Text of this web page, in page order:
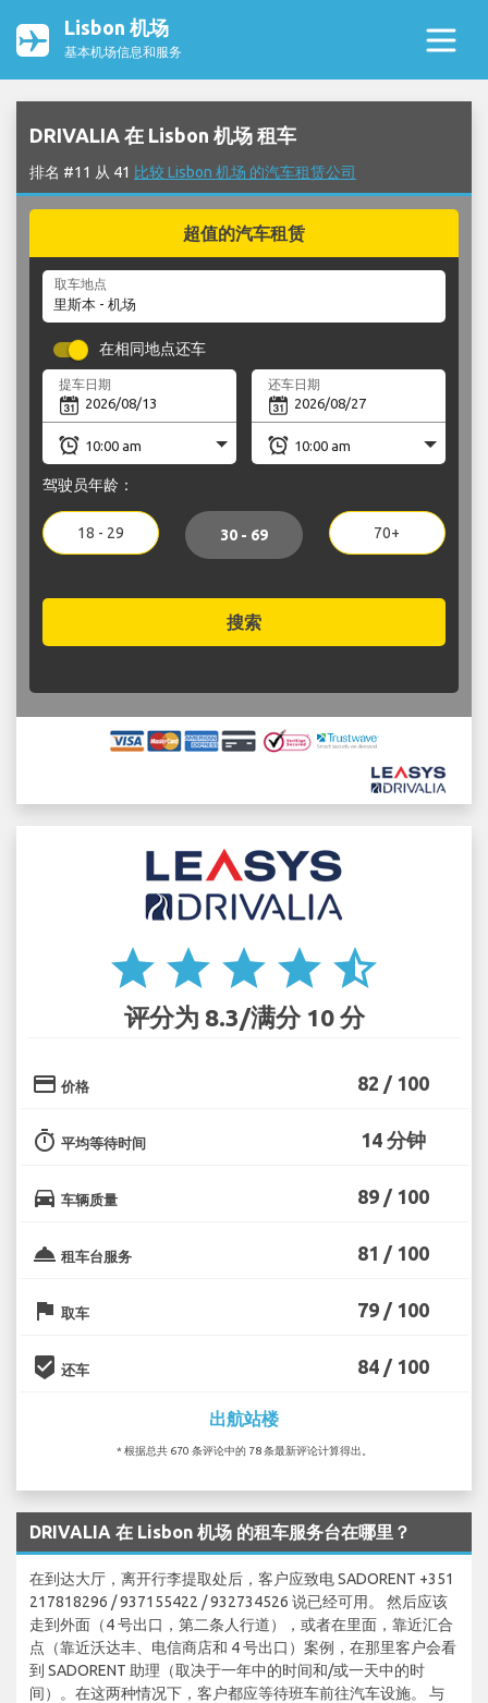
Lisbon 机场
基本机场信息和服务
DRIVALIA 在 Lisbon 机场 租车
排名 #11 从 41 比较 Lisbon 机场 的汽车租赁公司
超值的汽车租赁
取车地点
在相同地点还车
提车日期 还车日期
驾驶员年龄：
18 - 29 30 - 69 70+
搜索
star star star star star_half
评分为 8.3/满分 10 分
credit_card 价格 82 / 100
timer 平均等待时间 14 分钟
directions_car 车辆质量 89 / 100
room_service 租车台服务 81 / 100
flag 取车 79 / 100
beenhere 还车 84 / 100
出航站楼
* 根据总共 670 条评论中的 78 条最新评论计算得出。
DRIVALIA 在 Lisbon 机场 的租车服务台在哪里？
在到达大厅，离开行李提取处后，客户应致电 SADORENT +351
217818296 / 937155422 / 932734526 说已经可用。 然后应该
走到外面（4 号出口，第二条人行道），或者在里面，靠近汇合
点（靠近沃达丰、电信商店和 4 号出口）案例，在那里客户会看
到 SADORENT 助理（取决于一年中的时间和/或一天中的时
间）。在这两种情况下，客户都应等待班车前往汽车设施。 与